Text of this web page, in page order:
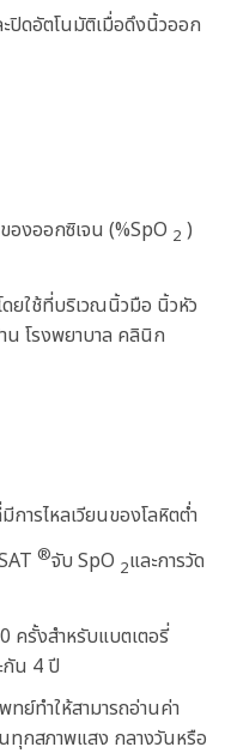
ปิดอัตโนมัติเมื่อดึงนิ้วออก
องออกซิเจน (%SpO 2 )
ดยใช้ที่บริเวณนิ้วมือ นิ้วหัว
น โรงพยาบาล คลินิก
ารไหลเวียนของโลหิตต่ำ
®จับ SpO 2และการวัด
ครั้งสำหรับแบตเตอรี่
กัน 4 ปี
ทย์ทำให้สามารถอ่านค่า
ทุกสภาพแสง กลางวันหรือ